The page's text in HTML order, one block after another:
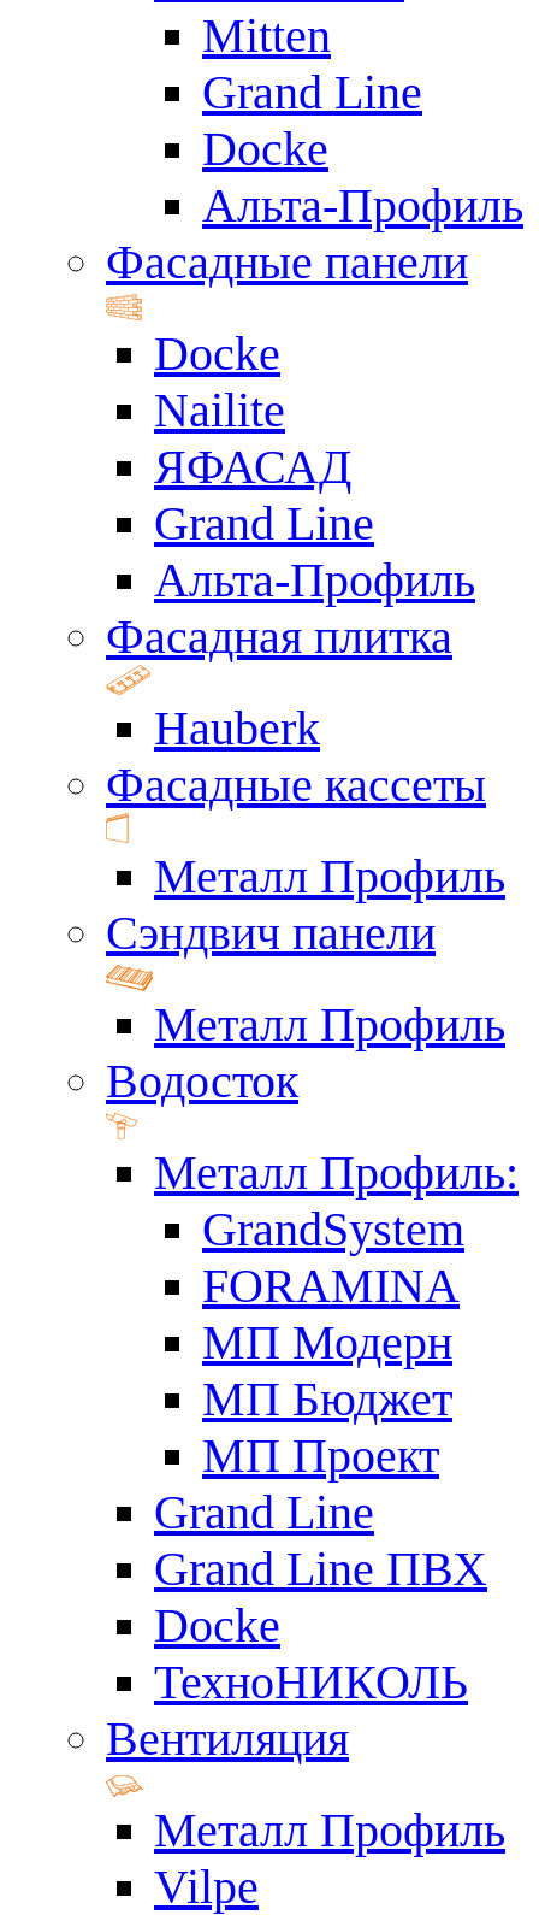
Mitten
Grand Line
Docke
Альта-Профиль
Фасадные панели
Docke
Nailite
ЯФАСАД
Grand Line
Альта-Профиль
Фасадная плитка
Hauberk
Фасадные кассеты
Металл Профиль
Сэндвич панели
Металл Профиль
Водосток
Металл Профиль:
GrandSystem
FORAMINA
МП Модерн
МП Бюджет
МП Проект
Grand Line
Grand Line ПВХ
Docke
ТехноНИКОЛЬ
Вентиляция
Металл Профиль
Vilpe